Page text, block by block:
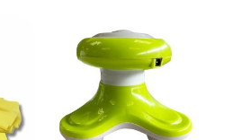
$15.500